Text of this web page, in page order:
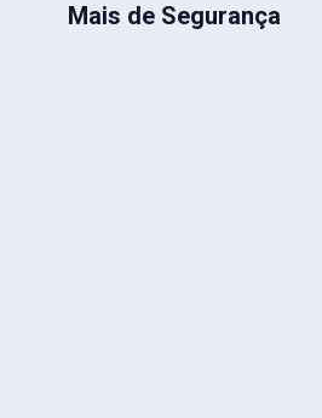
Mais de Segurança